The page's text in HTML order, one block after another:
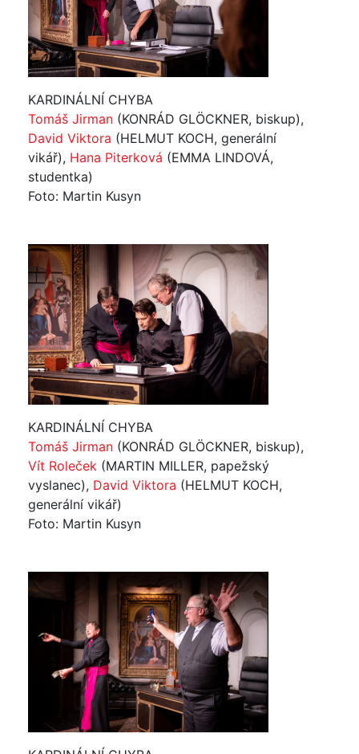
KARDINÁLNÍ CHYBA
Tomáš Jirman (KONRÁD GLÖCKNER, biskup),
David Viktora (HELMUT KOCH, generální
vikář), Hana Piterková (EMMA LINDOVÁ,
studentka)
Foto: Martin Kusyn
KARDINÁLNÍ CHYBA
Tomáš Jirman (KONRÁD GLÖCKNER, biskup),
Vít Roleček (MARTIN MILLER, papežský
vyslanec), David Viktora (HELMUT KOCH,
generální vikář)
Foto: Martin Kusyn